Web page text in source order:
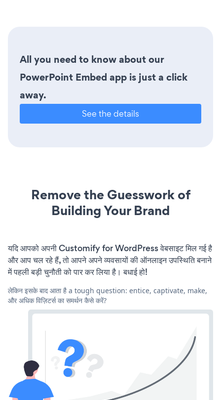
All you need to know about our
PowerPoint Embed app is just a click
away.
See the details
Remove the Guesswork of
Building Your Brand
यदि आपको अपनी Customify for WordPress वेबसाइट मिल गई है
और आप चल रहे हैं, तो आपने अपने व्यवसायों की ऑनलाइन उपस्थिति बनाने
में पहली बड़ी चुनौती को पार कर लिया है। बधाई हो!
लेकिन इसके बाद आता है a tough question: entice, captivate, make,
और अधिक विज़िटर्स का समर्थन कैसे करें?